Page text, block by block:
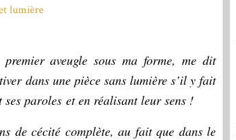
aveugle sous ma forme, me dit
dans une pièce sans lumière s’il y fait
paroles et en réalisant leur sens !
de cécité complète, au fait que dans le